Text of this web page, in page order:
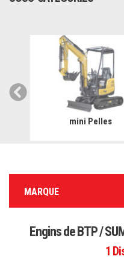
mini Pelles
MARQUE
Engins de BTP /
1